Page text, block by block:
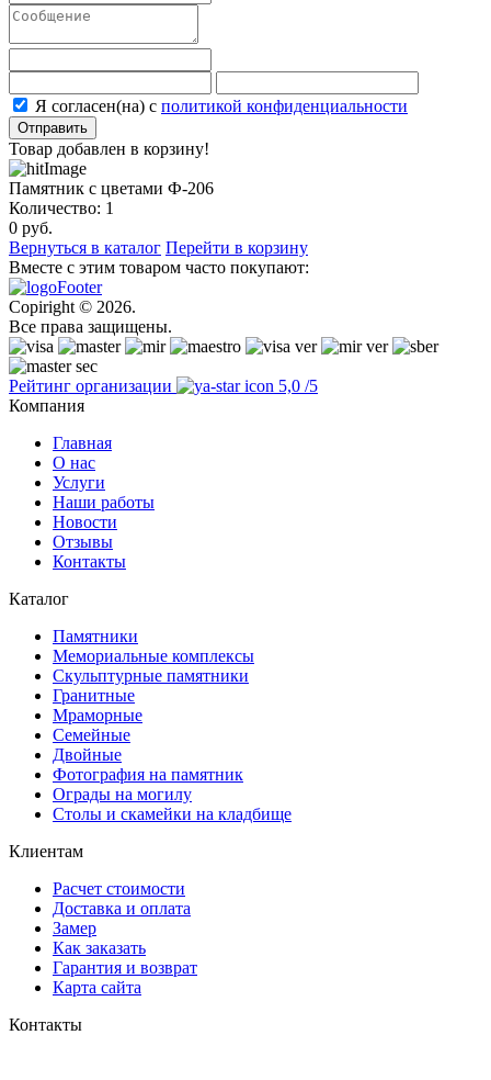
Я согласен(на) с политикой конфиденциальности
Отправить
Товар добавлен в корзину!
Памятник с цветами Ф-206
Количество: 1
0 руб.
Вернуться в каталог Перейти в корзину
Вместе с этим товаром часто покупают:
Copiright © 2026.
Все права защищены.
Рейтинг организации 5,0 /5
Компания
Главная
О нас
Услуги
Наши работы
Новости
Отзывы
Контакты
Каталог
Памятники
Мемориальные комплексы
Скульптурные памятники
Гранитные
Мраморные
Семейные
Двойные
Фотография на памятник
Ограды на могилу
Столы и скамейки на кладбище
Клиентам
Расчет стоимости
Доставка и оплата
Замер
Как заказать
Гарантия и возврат
Карта сайта
Контакты